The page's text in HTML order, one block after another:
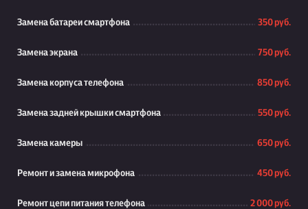
Замена батареи смартфона 350 руб.
Замена экрана 750 руб.
Замена корпуса телефона 850 руб.
Замена задней крышки смартфона 550 руб.
Замена камеры 650 руб.
Ремонт и замена микрофона 450 руб.
Ремонт цепи питания телефона 2 000 руб.